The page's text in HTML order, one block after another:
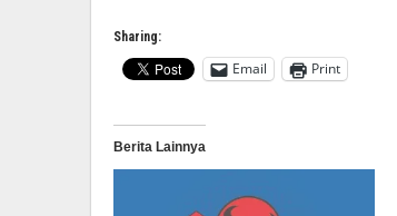
Sharing:
Email Print
Berita Lainnya